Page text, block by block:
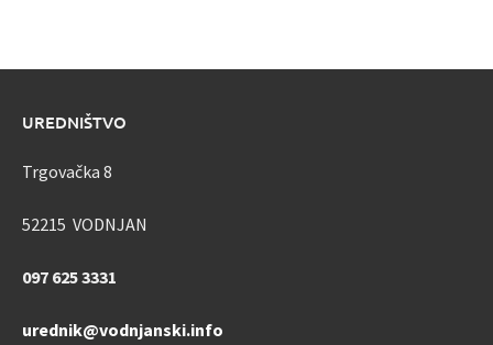
UREDNIŠTVO
Trgovačka 8
52215 VODNJAN
097 625 3331
urednik@vodnjanski.info